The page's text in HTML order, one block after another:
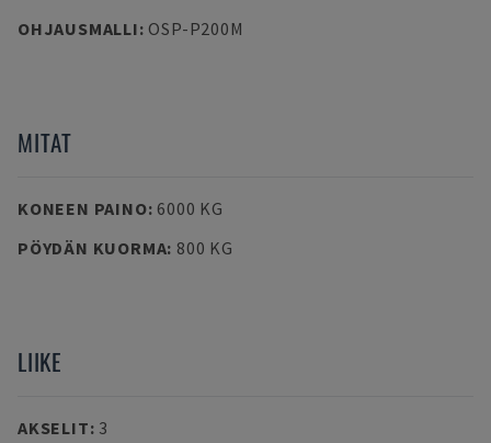
OHJAUSMALLI: OSP-P200M
MITAT
KONEEN PAINO: 6000 KG
PÖYDÄN KUORMA: 800 KG
LIIKE
AKSELIT: 3